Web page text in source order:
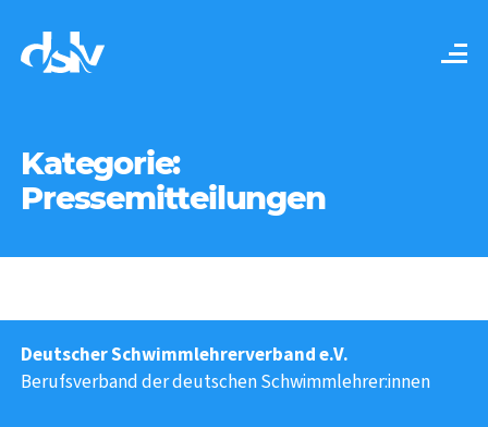
Kategorie:
Pressemitteilungen
Deutscher Schwimmlehrerverband e.V.
Berufsverband der deutschen Schwimmlehrer:innen